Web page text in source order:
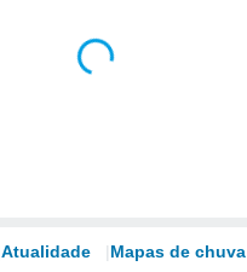
Atualidade Mapas de chuva